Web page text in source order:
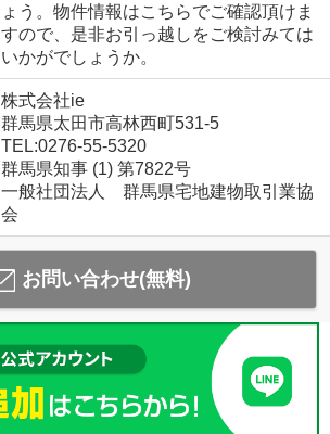
ょう。物件情報はこちらでご確認頂けま
すので、是非お引っ越しをご検討みては
いかがでしょうか。
株式会社ie
群馬県太田市高林西町531-5
TEL:0276-55-5320
群馬県知事 (1) 第7822号
一般社団法人 群馬県宅地建物取引業協
会
お問い合わせ(無料)